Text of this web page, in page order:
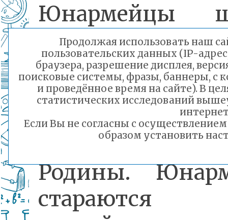
Юнармейцы
№24
своём
том, что все
являются
защитниками
Родины.
стараются
Продолжая использовать наш
пользовательских данных (IP-
браузера, разрешение дисплея,
поисковые системы, фразы, баннеры, с
и проведённое время на сайте). В
статистических исследований
Если Вы не согласны с
образом установить